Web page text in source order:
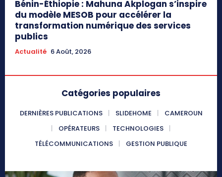
Bénin-Éthiopie : Mahuna Akplogan s’inspire
du modèle MESOB pour accélérer la
transformation numérique des services
publics
Actualité 6 Août, 2026
Catégories populaires
DERNIÈRES PUBLICATIONS SLIDEHOME
CAMEROUN
OPÉRATEURS
TECHNOLOGIES
TÉLÉCOMMUNICATIONS
GESTION PUBLIQUE